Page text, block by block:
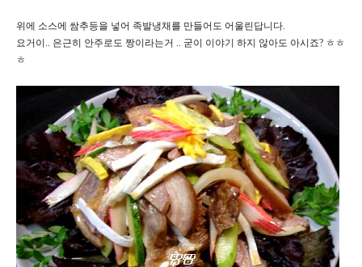
위에 소스에 쌈추등을 넣어 족발냉채를 만들어도 어울린답니다.
요거이.. 은근히 안주로도 짱이라는거 .. 굳이 이야기 하지 않아도 아시죠? ㅎㅎ
ㅎ